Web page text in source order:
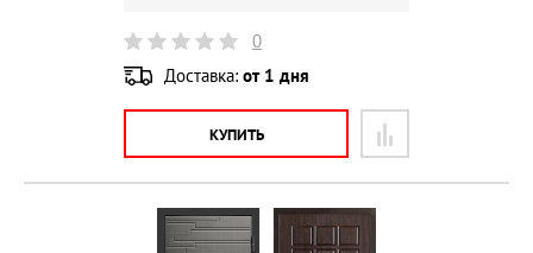
0
Доставка: от 1 дня
КУПИТЬ